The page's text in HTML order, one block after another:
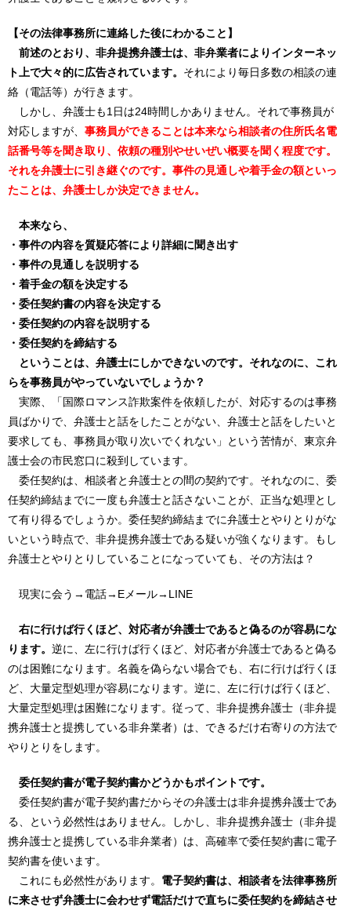
【その法律事務所に連絡した後にわかること】
前述のとおり、非弁提携弁護士は、非弁業者によりインターネッ
ト上で大々的に広告されています。 それにより毎日多数の相談の連
絡（電話等）が行きます。
しかし、弁護士も1日は24時間しかありません。それで事務員が
対応しますが、 事務員ができることは本来なら相談者の住所氏名電
話番号等を聞き取り、依頼の種別やせいぜい概要を聞く程度です。
それを弁護士に引き継ぐのです。事件の見通しや着手金の額といっ
たことは、弁護士しか決定できません。
本来なら、
・事件の内容を質疑応答により詳細に聞き出す
・事件の見通しを説明する
・着手金の額を決定する
・委任契約書の内容を決定する
・委任契約の内容を説明する
・委任契約を締結する
ということは、弁護士にしかできないのです。それなのに、これ
らを事務員がやっていないでしょうか？
実際、「国際ロマンス詐欺案件を依頼したが、対応するのは事務
員ばかりで、弁護士と話をしたことがない、弁護士と話をしたいと
要求しても、事務員が取り次いでくれない」という苦情が、東京弁
護士会の市民窓口に殺到しています。
委任契約は、相談者と弁護士との間の契約です。それなのに、委
任契約締結までに一度も弁護士と話さないことが、正当な処理とし
て有り得るでしょうか。委任契約締結までに弁護士とやりとりがな
いという時点で、非弁提携弁護士である疑いが強くなります。もし
弁護士とやりとりしていることになっていても、その方法は？
現実に会う→電話→Eメール→LINE
右に行けば行くほど、対応者が弁護士であると偽るのが容易にな
ります。 逆に、左に行けば行くほど、対応者が弁護士であると偽る
のは困難になります。名義を偽らない場合でも、右に行けば行くほ
ど、大量定型処理が容易になります。逆に、左に行けば行くほど、
大量定型処理は困難になります。従って、非弁提携弁護士（非弁提
携弁護士と提携している非弁業者）は、できるだけ右寄りの方法で
やりとりをします。
委任契約書が電子契約書かどうかもポイントです。
委任契約書が電子契約書だからその弁護士は非弁提携弁護士であ
る、という必然性はありません。しかし、非弁提携弁護士（非弁提
携弁護士と提携している非弁業者）は、高確率で委任契約書に電子
契約書を使います。
これにも必然性があります。 電子契約書は、相談者を法律事務所
に来させず弁護士に会わせず電話だけで直ちに委任契約を締結させ